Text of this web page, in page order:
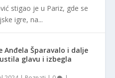
stigao je u Pariz, gde se
igre, na...
Anđela Šparavalo i dalje
glavu i izbegla